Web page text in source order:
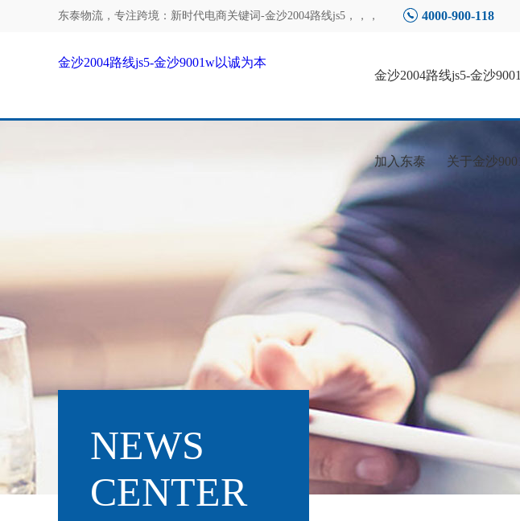
东泰物流，专注跨境：新时代电商关键词-金沙2004路线js5 ，，， 4000-900-118
金沙2004路线js5-金沙9001w以诚为本
金沙2004路线js5-金沙
加入东泰 关于金沙
NEWS
CENTER